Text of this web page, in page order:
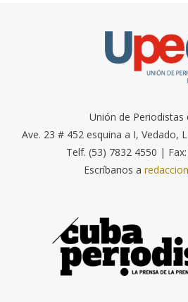
Unión de Periodistas
Ave. 23 # 452 esquina a I, Vedado,
Telf. (53) 7832 4550 |
Escríbanos a